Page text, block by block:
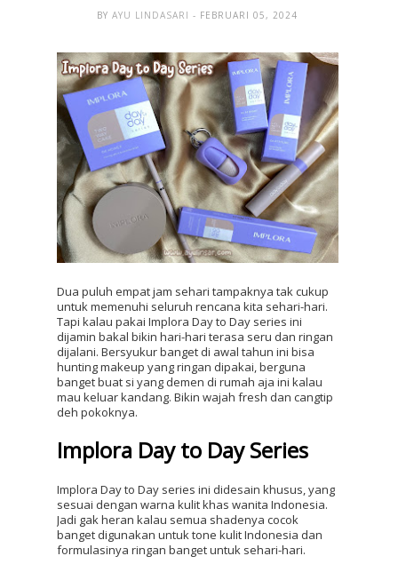
BYAYU LINDASARI- FEBRUARI 05, 2024
Dua puluh empat jam sehari tampaknya tak cukup
untuk memenuhi seluruh rencana kita sehari-hari.
Tapi kalau pakai Implora Day to Day series ini
dijamin bakal bikin hari-hari terasa seru dan ringan
dijalani. Bersyukur banget di awal tahun ini bisa
hunting makeup yang ringan dipakai, berguna
banget buat si yang demen di rumah aja ini kalau
mau keluar kandang. Bikin wajah fresh dan cangtip
deh pokoknya.
Implora Day to Day Series
Implora Day to Day series ini didesain khusus, yang
sesuai dengan warna kulit khas wanita Indonesia.
Jadi gak heran kalau semua shadenya cocok
banget digunakan untuk tone kulit Indonesia dan
formulasinya ringan banget untuk sehari-hari.